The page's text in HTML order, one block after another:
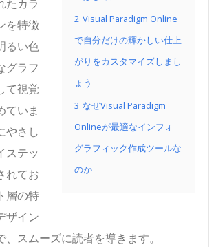
2 Visual Paradigm Online
で自分だけの輝かしい仕上
がりをカスタマイズしまし
ょう
3 なぜVisual Paradigm
Onlineが最適なインフォ
グラフィック作成ツールな
のか
たカラ
を特徴
るい色
グラフ
て視覚
ていま
やさし
ステッ
れてお
層の特
ザイン
スムーズに読者を導きます。